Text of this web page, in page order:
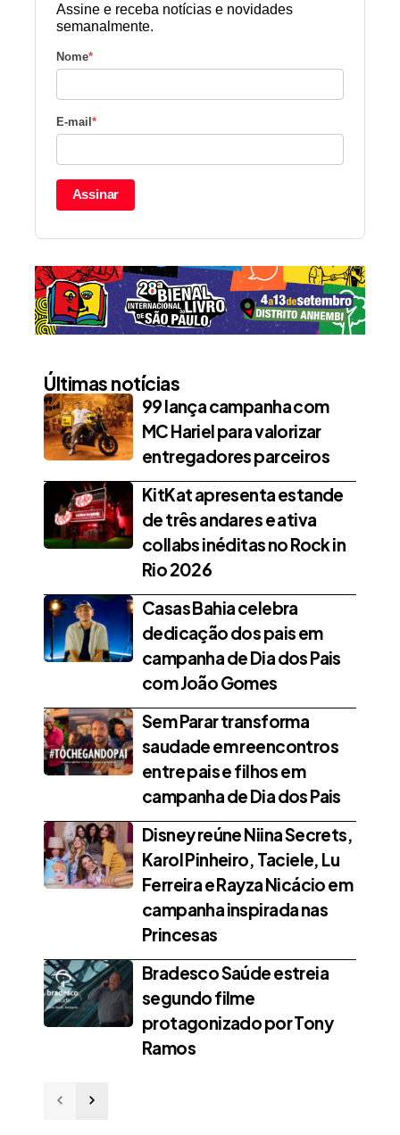
Assine e receba notícias e novidades
semanalmente.
Nome*
E-mail*
Assinar
Últimas notícias
99 lança campanha com
MC Hariel para valorizar
entregadores parceiros
KitKat apresenta estande
de três andares e ativa
collabs inéditas no Rock in
Rio 2026
Casas Bahia celebra
dedicação dos pais em
campanha de Dia dos Pais
com João Gomes
Sem Parar transforma
saudade em reencontros
entre pais e filhos em
campanha de Dia dos Pais
Disney reúne Niina Secrets,
Karol Pinheiro, Taciele, Lu
Ferreira e Rayza Nicácio em
campanha inspirada nas
Princesas
Bradesco Saúde estreia
segundo filme
protagonizado por Tony
Ramos